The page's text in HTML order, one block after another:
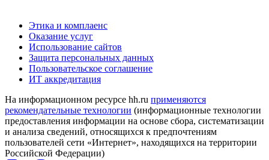
Этика и комплаенс
Оказание услуг
Использование сайтов
Защита персональных данных
Пользовательское соглашение
ИТ аккредитация
На информационном ресурсе hh.ru применяются
рекомендательные технологии (информационные технологии
предоставления информации на основе сбора, систематизации
и анализа сведений, относящихся к предпочтениям
пользователей сети «Интернет», находящихся на территории
Российской Федерации)